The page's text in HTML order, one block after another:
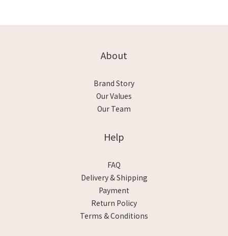
Brand Story
Our Values
Help
FAQ
Delivery & Shipping
Payment
Return Policy